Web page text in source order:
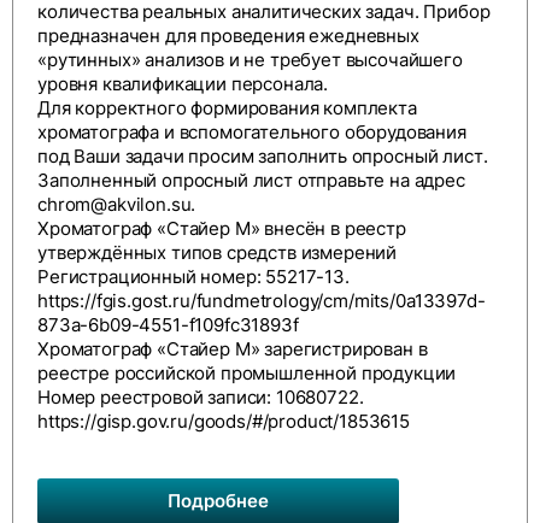
количества реальных аналитических задач. Прибор
предназначен для проведения ежедневных
«рутинных» анализов и не требует высочайшего
уровня квалификации персонала.
Для корректного формирования комплекта
хроматографа и вспомогательного оборудования
под Ваши задачи просим заполнить опросный лист.
Заполненный опросный лист отправьте на адрес
chrom@akvilon.su.
Хроматограф «Стайер М» внесён в реестр
утверждённых типов средств измерений
Регистрационный номер: 55217-13.
https://fgis.gost.ru/fundmetrology/cm/mits/0a13397d-
873a-6b09-4551-f109fc31893f
Хроматограф «Стайер М» зарегистрирован в
реестре российской промышленной продукции
Номер реестровой записи: 10680722.
https://gisp.gov.ru/goods/#/product/1853615
Подробнее